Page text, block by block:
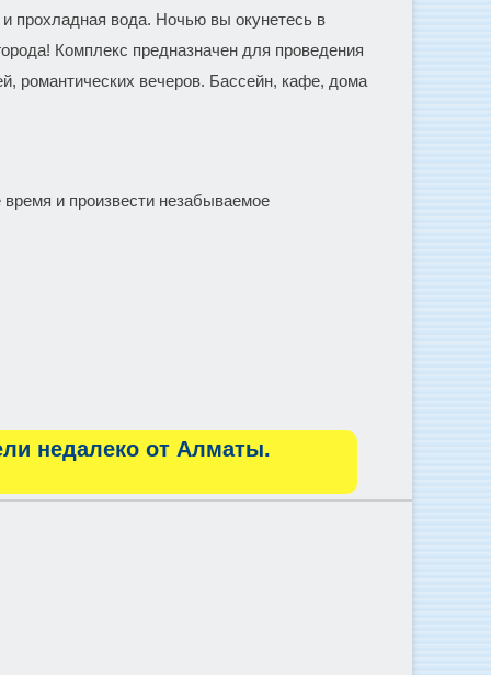
прохладная вода. Ночью вы окунетесь в
Комплекс предназначен для проведения
романтических вечеров. Бассейн, кафе, дома
и произвести незабываемое
недалеко от Алматы.